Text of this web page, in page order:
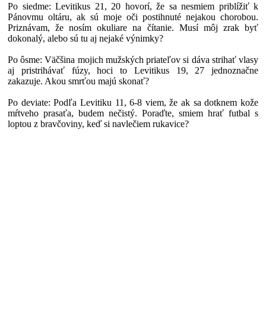
Po siedme: Levitikus 21, 20 hovorí, že sa nesmiem priblížiť k
Pánovmu oltáru, ak sú moje oči postihnuté nejakou chorobou.
Priznávam, že nosím okuliare na čítanie. Musí môj zrak byť
dokonalý, alebo sú tu aj nejaké výnimky?
Po ôsme: Väčšina mojich mužských priateľov si dáva strihať vlasy
aj pristrihávať fúzy, hoci to Levitikus 19, 27 jednoznačne
zakazuje. Akou smrťou majú skonať?
Po deviate: Podľa Levitiku 11, 6-8 viem, že ak sa dotknem kože
mŕtveho prasaťa, budem nečistý. Poraďte, smiem hrať futbal s
loptou z bravčoviny, keď si navlečiem rukavice?